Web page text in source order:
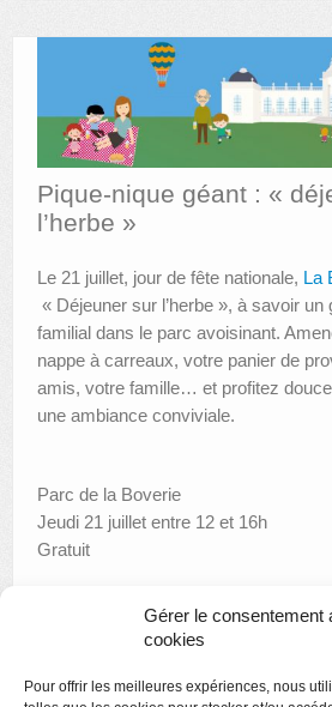
Gérer le consentement
cookies
Pour offrir les meilleures expériences, nous
MUSÉE GRÉTRY
MUSÉE DU LUMINAIRE
FONDS PATRIMONIAUX
AUTRES LIEUX
PUBLICATIONS
LES APPELS À PROJETS
LE PORTAIL DES COLLECTIONS
Pique-nique géant : «
l’herbe »
Le 21 juillet, jour de fête nationale, La
« Déjeuner sur l’herbe », à savoir un
familial dans le parc avoisinant.
nappe à carreaux, votre panier de
amis, votre famille… et profitez
une ambiance conviviale.
Parc de la Boverie
Jeudi 21 juillet entre 12 et 16h
Gratuit
Exposition : En plein air